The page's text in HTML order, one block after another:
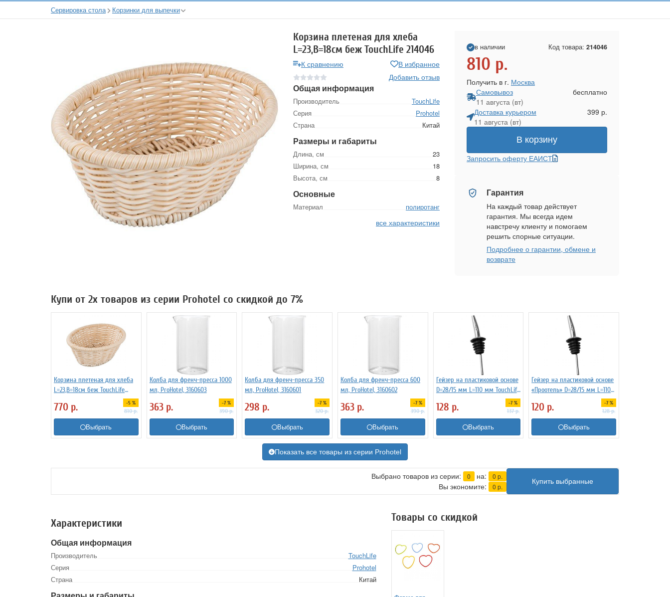
Сервировка стола Корзинки для выпечки
Корзина плетеная для хлеба
L=23,B=18см беж TouchLife 214046
К сравнению
В избранное
Добавить отзыв
Общая информация
Производитель
TouchLife
Серия
Prohotel
Страна
Китай
Размеры и габариты
Длина, см
23
Ширина, см
18
Высота, см
8
Основные
Материал полиротанг
все характеристики
в наличии Код товара: 214046
810 р.
Получить в г. Москва
Самовывоз
11 августа (вт)
бесплатно
Доставка курьером
11 августа (вт)
399 р.
В корзину
Запросить оферту ЕАИСТ
Гарантия
На каждый товар действует
гарантия. Мы всегда идем
навстречу клиенту и помогаем
решить спорные ситуации.
Подробнее о гарантии, обмене и
возврате
Купи от 2х товаров из серии Prohotel со скидкой до 7%
Корзина плетеная для хлеба
L=23,B=18см беж TouchLife
770 р. -5 %
810р.
Выбрать
Колба для френч-пресса 1000
мл, ProHotel, 3160603
363 р. -7 %
390р.
Выбрать
Колба для френч-пресса 350
мл, ProHotel, 3160601
298 р. -7 %
320р.
Выбрать
Колба для френч-пресса 600
мл, ProHotel, 3160602
363 р. -7 %
390р.
Выбрать
Гейзер на пластиковой основе
D=28/15 мм L=110 мм TouchLife
128 р. -7 %
137р.
Выбрать
Гейзер на пластиковой основе
«Проотель» D=28/15 мм L=110
120 р. -7 %
128р.
Выбрать
Показать все товары из серии Prohotel
Выбрано товаров из серии: 0 на: 0 р.
Вы экономите: 0 р.
Купить выбранные
Характеристики
Общая информация
Производитель
TouchLife
Серия
Prohotel
Страна
Китай
Товары со скидкой